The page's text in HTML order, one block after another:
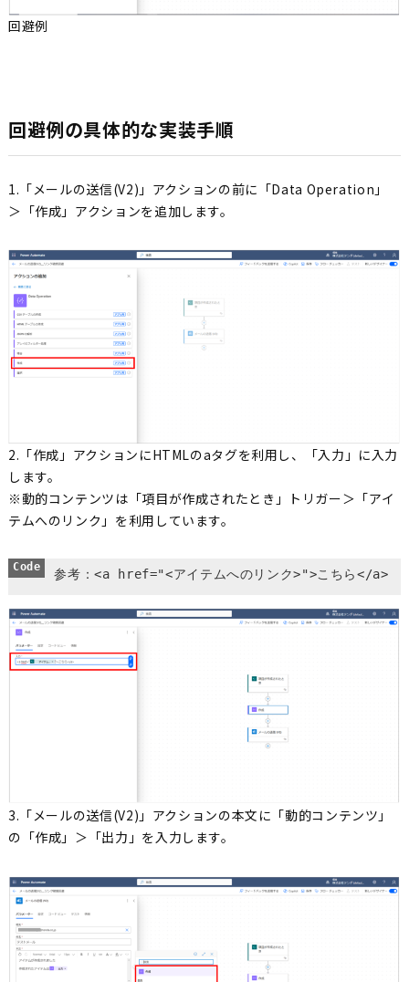
回避例
回避例の具体的な実装手順
1.「メールの送信(V2)」アクションの前に「Data Operation」
＞「作成」アクションを追加します。
2.「作成」アクションにHTMLのaタグを利用し、「入力」に入力
します。
※動的コンテンツは「項目が作成されたとき」トリガー＞「アイ
テムへのリンク」を利用しています。
参考：<a href="<アイテムへのリンク>">こちら</a>
3.「メールの送信(V2)」アクションの本文に「動的コンテンツ」
の「作成」＞「出力」を入力します。